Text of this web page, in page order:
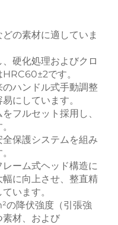
の素材に適していま
硬化処理およびクロ
です。
ハンドル式手動調整
にしています。
フルセット採用し、
保護システムを組み
ーム式ヘッド構造に
に向上させ、整直精
います。
の降伏強度（引張強
材、および